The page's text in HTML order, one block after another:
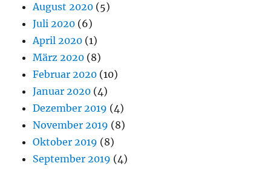
August 2020 (5)
Juli 2020 (6)
April 2020 (1)
März 2020 (8)
Februar 2020 (10)
Januar 2020 (4)
Dezember 2019 (4)
November 2019 (8)
Oktober 2019 (8)
September 2019 (4)